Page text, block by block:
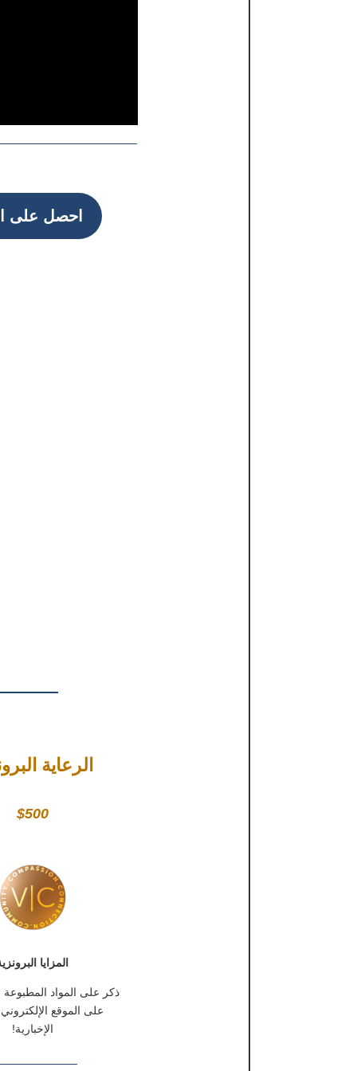
احصل على
الرعاية
$500
المزايا
ذكر على المواد
على الموقع
الإخبارية!